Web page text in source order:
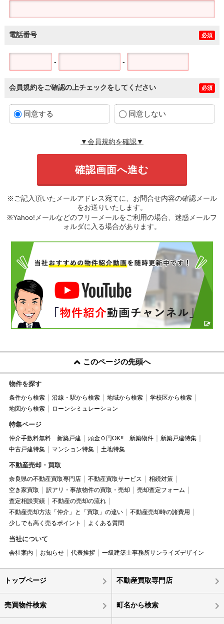
電話番号 必須
- -
会員規約をご確認の上チェックをしてください 必須
同意する 同意しない
▼会員規約を確認▼
※ご記入頂いたメールアドレス宛てに、お問合せ内容の確認メール
をお送りいたします。
※Yahoo!メールなどのフリーメールをご利用の場合、迷惑メールフ
ォルダに入る場合があります。
このページの先頭へ
物件を探す
条件から検索 沿線・駅から検索 地域から検索
学校区から検索
地図から検索
ローンシミュレーション
特集ページ
仲介手数料無料 新築戸建 頭金０円OK!! 新築物件
新築戸建特集
中古戸建特集
マンション特集 土地特集
不動産売却・買取
奈良県の不動産買取専門店 不動産買取サービス
相続対策
空き家買取
訳アリ・事故物件の買取・売却
売却査定フォーム
査定相談実績
不動産の売却の流れ
不動産売却方法「仲介」と「買取」の違い
不動産売却時の諸費用
少しでも高く売るポイント
よくある質問
当社について
会社案内 お知らせ 代表挨拶 一級建築士事務所サンライズデザイン
トップページ 不動産買取専門店
売買物件検索 町名から検索